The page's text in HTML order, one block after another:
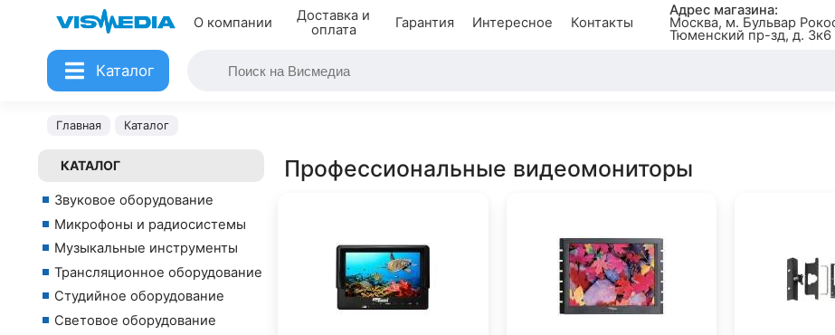
О компании
Доставка и
оплата
Гарантия Интересное Контакты
Адрес магазина:
Москва, м. Бульвар
Тюменский пр-зд, д. 3к6
Каталог
Главная Каталог
КАТАЛОГ
Звуковое оборудование
Микрофоны и радиосистемы
Музыкальные инструменты
Трансляционное оборудование
Студийное оборудование
Световое оборудование
Профессиональные видеомониторы